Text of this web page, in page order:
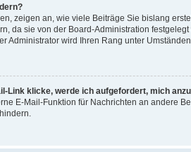
zeigen an, wie viele Beiträge Sie bislang
da sie von der Board-Administration
Administrator wird Ihren Rang unter
Link klicke, werde ich aufgefordert, mich
E-Mail-Funktion für Nachrichten an andere